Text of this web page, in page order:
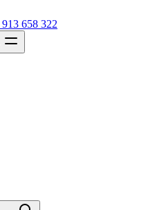
658 322